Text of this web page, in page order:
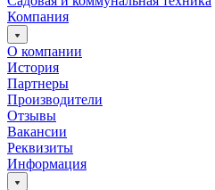
Компания
О компании
История
Партнеры
Производители
Отзывы
Вакансии
Реквизиты
Информация